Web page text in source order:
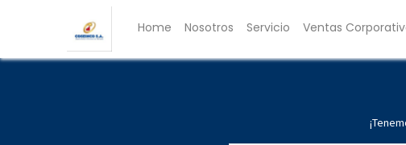
Home Nosotros Servicio Ventas